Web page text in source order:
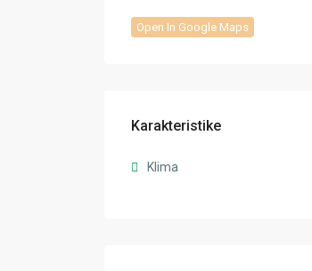
Open In Google Maps
Karakteristike
Klima